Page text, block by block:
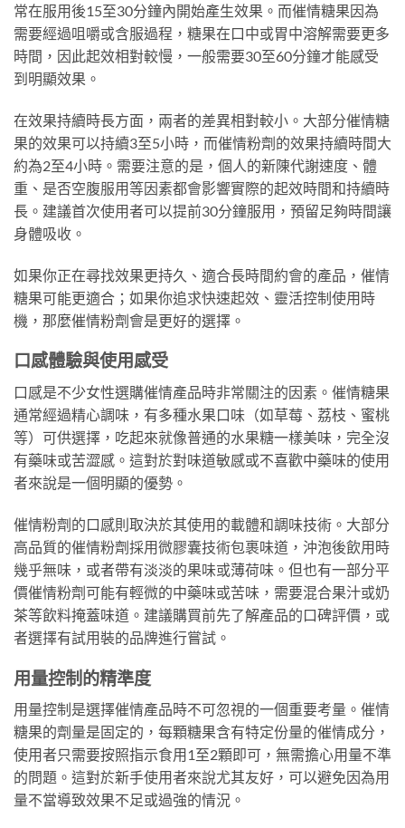
常在服用後15至30分鐘內開始產生效果。而催情糖果因為
需要經過咀嚼或含服過程，糖果在口中或胃中溶解需要更多
時間，因此起效相對較慢，一般需要30至60分鐘才能感受
到明顯效果。
在效果持續時長方面，兩者的差異相對較小。大部分催情糖
果的效果可以持續3至5小時，而催情粉劑的效果持續時間大
約為2至4小時。需要注意的是，個人的新陳代謝速度、體
重、是否空腹服用等因素都會影響實際的起效時間和持續時
長。建議首次使用者可以提前30分鐘服用，預留足夠時間讓
身體吸收。
如果你正在尋找效果更持久、適合長時間約會的產品，催情
糖果可能更適合；如果你追求快速起效、靈活控制使用時
機，那麼催情粉劑會是更好的選擇。
口感體驗與使用感受
口感是不少女性選購催情產品時非常關注的因素。催情糖果
通常經過精心調味，有多種水果口味（如草莓、荔枝、蜜桃
等）可供選擇，吃起來就像普通的水果糖一樣美味，完全沒
有藥味或苦澀感。這對於對味道敏感或不喜歡中藥味的使用
者來說是一個明顯的優勢。
催情粉劑的口感則取決於其使用的載體和調味技術。大部分
高品質的催情粉劑採用微膠囊技術包裹味道，沖泡後飲用時
幾乎無味，或者帶有淡淡的果味或薄荷味。但也有一部分平
價催情粉劑可能有輕微的中藥味或苦味，需要混合果汁或奶
茶等飲料掩蓋味道。建議購買前先了解產品的口碑評價，或
者選擇有試用裝的品牌進行嘗試。
用量控制的精準度
用量控制是選擇催情產品時不可忽視的一個重要考量。催情
糖果的劑量是固定的，每顆糖果含有特定份量的催情成分，
使用者只需要按照指示食用1至2顆即可，無需擔心用量不準
的問題。這對於新手使用者來說尤其友好，可以避免因為用
量不當導致效果不足或過強的情況。